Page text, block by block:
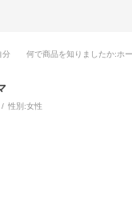
分 何で商品を知りましたか:ホ
性別:女性